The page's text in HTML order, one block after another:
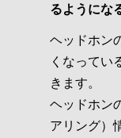
るようにな
ヘッドホン
くなってい
きます。
ヘッドホン
アリング）